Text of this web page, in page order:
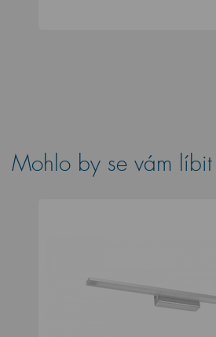
Mohlo by se vám líbit